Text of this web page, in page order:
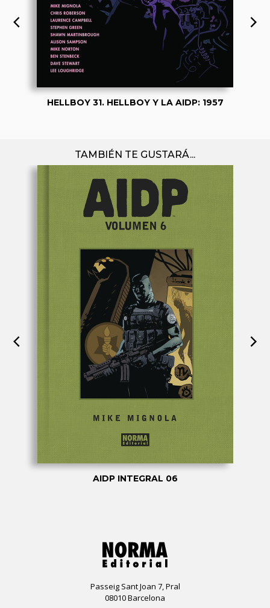
HELLBOY 31. HELLBOY Y LA AIDP: 1957
TAMBIÉN TE GUSTARÁ...
AIDP INTEGRAL 06
Passeig Sant Joan 7, Pral
08010 Barcelona